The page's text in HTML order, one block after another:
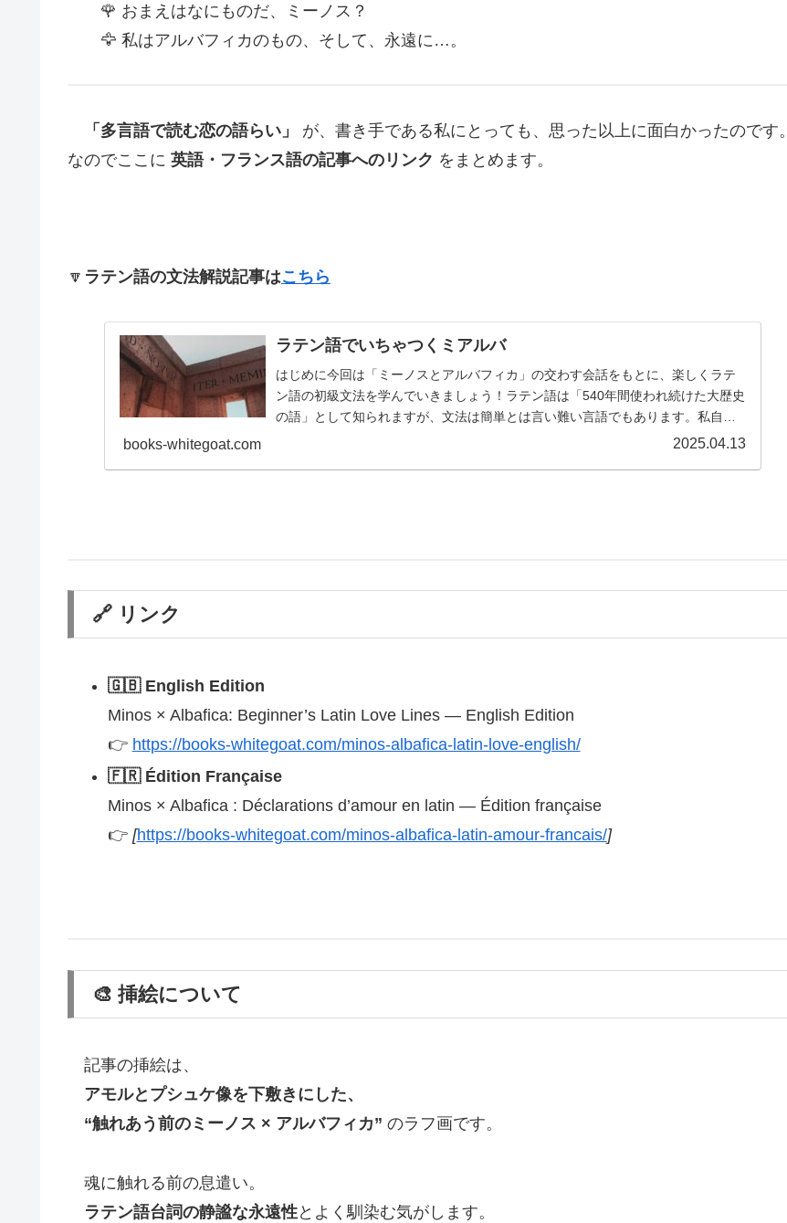
🌹 おまえはなにものだ、ミーノス？
🦅 私はアルバフィカのもの、そして、永遠に…。
「多言語で読む恋の語らい」
が、書き手である私にとっても、思った以上に面白かったのです。
なのでここに 英語・フランス語の記事へのリンク をまとめます。
🔽 ラテン語の文法解説記事はこちら
ラテン語でいちゃつくミアルバ
はじめに今回は「ミーノスとアルバフィカ」の交わす会話をもとに、楽しくラテ
ン語の初級文法を学んでいきましょう！ラテン語は「540年間使われ続けた大歴史
の語」として知られますが、文法は簡単とは言い難い言語でもあります。私自身
books-whitegoat.com 2025.04.13
🔗 リンク
🇬🇧 English Edition
Minos × Albafica: Beginner’s Latin Love Lines — English Edition
👉 https://books-whitegoat.com/minos-albafica-latin-love-english/
🇫🇷 Édition Française
Minos × Albafica : Déclarations d’amour en latin — Édition française
👉 [https://books-whitegoat.com/minos-albafica-latin-amour-francais/]
🎨 挿絵について
記事の挿絵は、
アモルとプシュケ像を下敷きにした、
“触れあう前のミーノス × アルバフィカ” のラフ画です。
魂に触れる前の息遣い。
ラテン語台詞の静謐な永遠性とよく馴染む気がします。